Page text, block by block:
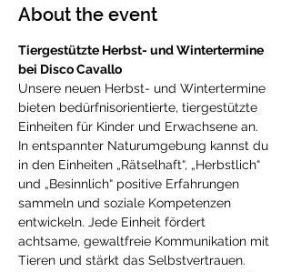
About the event
Tiergestützte Herbst- und Wintertermine
bei Disco Cavallo
Unsere neuen Herbst- und Wintertermine
bieten bedürfnisorientierte, tiergestützte
Einheiten für Kinder und Erwachsene an.
In entspannter Naturumgebung kannst du
in den Einheiten „Rätselhaft“, „Herbstlich“
und „Besinnlich“ positive Erfahrungen
sammeln und soziale Kompetenzen
entwickeln. Jede Einheit fördert
achtsame, gewaltfreie Kommunikation mit
Tieren und stärkt das Selbstvertrauen.